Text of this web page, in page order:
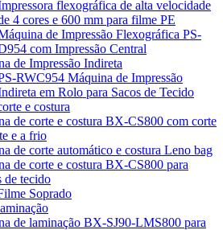
flexográfica de alta velocidade
4 cores e 600 mm para filme PE
de Impressão Flexográfica PS-
com Impressão Central
de Impressão Indireta
RWC954 Máquina de Impressão
em Rolo para Sacos de Tecido
e costura
de corte e costura BX-CS800 com corte
e a frio
de corte automático e costura Leno bag
de corte e costura BX-CS800 para
de tecido
Soprado
de laminação BX-SJ90-LMS800 para